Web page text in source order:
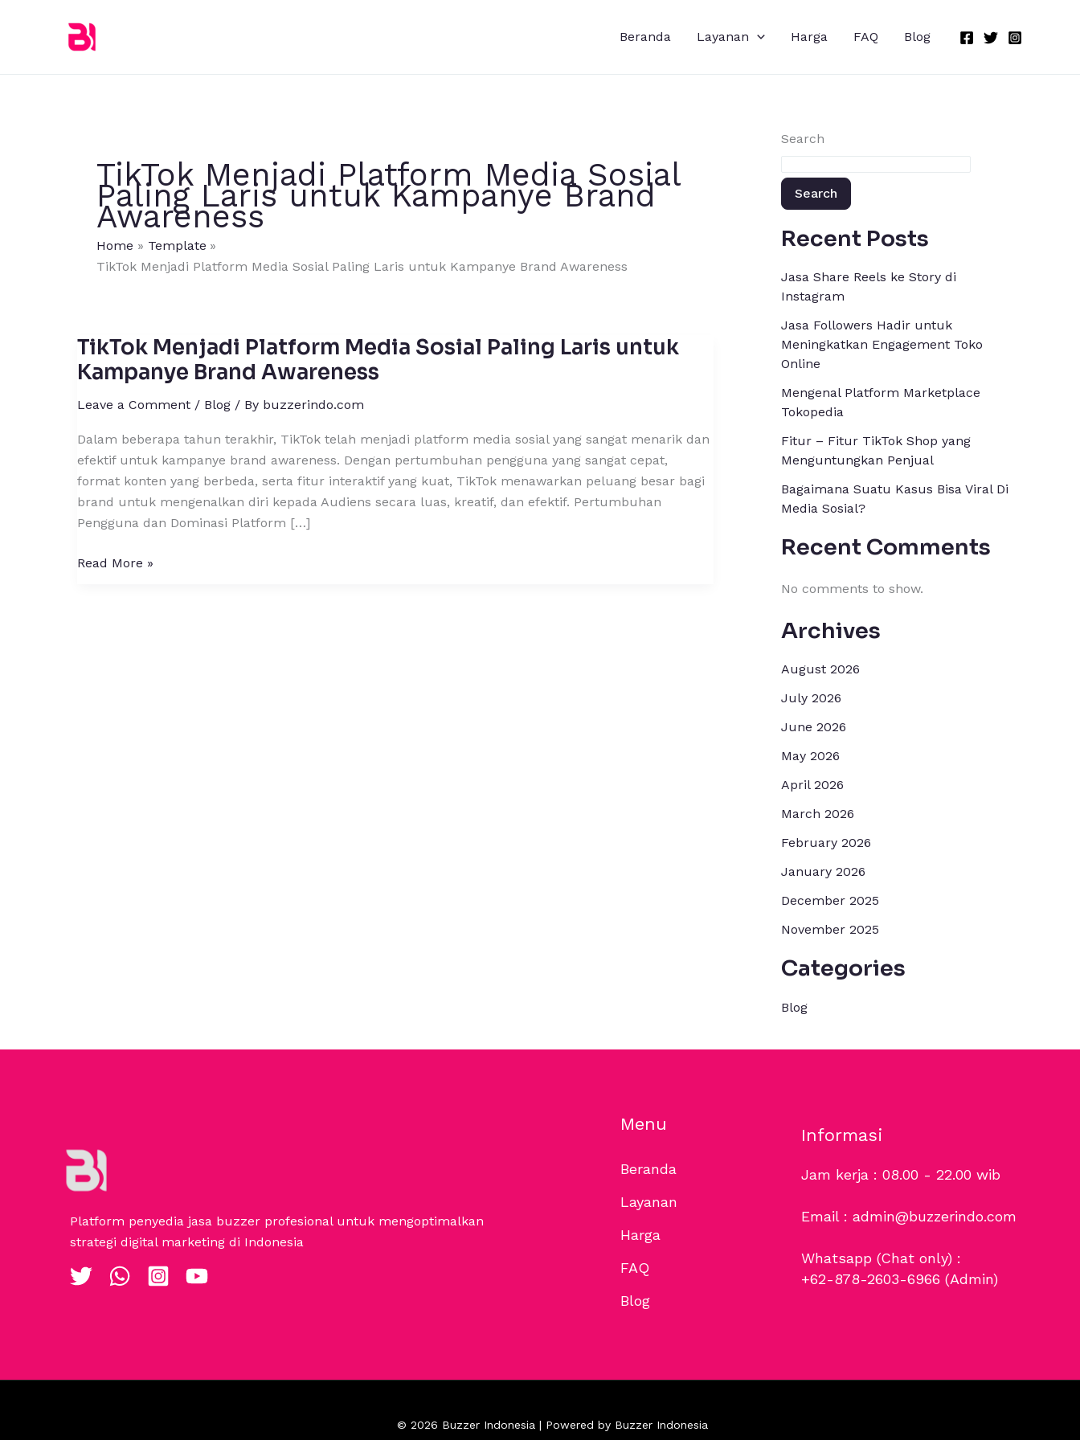
Beranda Layanan Harga FAQ Blog
TikTok Menjadi Platform Media Sosial
Paling Laris untuk Kampanye Brand
Awareness
Home
Template
TikTok Menjadi Platform Media Sosial Paling Laris untuk Kampanye Brand Awareness
TikTok Menjadi Platform Media Sosial Paling Laris untuk
Kampanye Brand Awareness
Leave a Comment / Blog / By buzzerindo.com
Dalam beberapa tahun terakhir, TikTok telah menjadi platform media sosial yang sangat menarik dan
efektif untuk kampanye brand awareness. Dengan pertumbuhan pengguna yang sangat cepat,
format konten yang berbeda, serta fitur interaktif yang kuat, TikTok menawarkan peluang besar bagi
brand untuk mengenalkan diri kepada Audiens secara luas, kreatif, dan efektif. Pertumbuhan
Pengguna dan Dominasi Platform […]
TikTok
Menjadi
Platform
Media
Paling
Laris
untuk
Kampanye
Brand
Read More »
Search
Search
Recent Posts
Jasa Share Reels ke Story di
Instagram
Jasa Followers Hadir untuk
Meningkatkan Engagement Toko
Online
Mengenal Platform Marketplace
Tokopedia
Fitur – Fitur TikTok Shop yang
Menguntungkan Penjual
Bagaimana Suatu Kasus Bisa Viral Di
Media Sosial?
Recent Comments
No comments to show.
Archives
August 2026
July 2026
June 2026
May 2026
April 2026
March 2026
February 2026
January 2026
December 2025
November 2025
Categories
Blog
Platform penyedia jasa buzzer profesional untuk mengoptimalkan
strategi digital marketing di Indonesia
Menu
Beranda
Layanan
Harga
FAQ
Blog
Informasi
Jam kerja : 08.00 - 22.00 wib
Email : admin@buzzerindo.com
Whatsapp (Chat only) :
+62-878-2603-6966 (Admin)
© 2026 Buzzer Indonesia | Powered by Buzzer Indonesia